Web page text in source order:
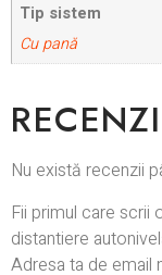
Tip sistem
Cu pană
Nu există recenzii
Fii primul care scrii
distantiere
Adresa ta de email